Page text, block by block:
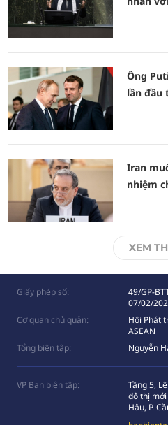
Ông
lần đầu
Iran
nhiệm
XEM
Giấy phép số:
49/GP-
07/02/
Cơ quan chủ quản:
Hội Phát
ASEAN
Tổng biên tập:
Nguyễn
VP Ban biên tập:
Tầng 5,
đô thị mới
Hâụ, P.